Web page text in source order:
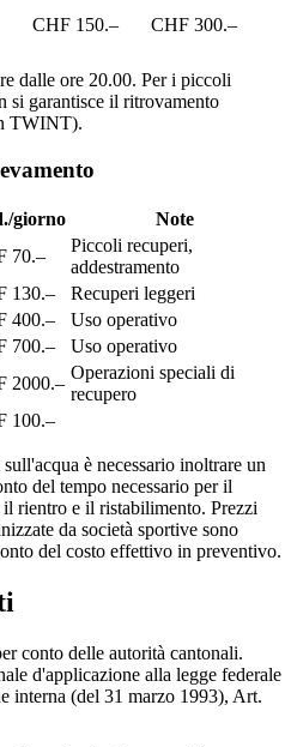
CHF 150.– CHF 300.–
dalle ore 20.00. Per i piccoli
si garantisce il ritrovamento
TWINT).
giorno
Note
70.–
Piccoli recuperi,
addestramento
130.–
Recuperi leggeri
400.–
Uso operativo
700.–
Uso operativo
2000.–
Operazioni speciali di
recupero
100.–
è necessario inoltrare un
del tempo necessario per il
rientro e il ristabilimento. Prezzi
da società sportive sono
del costo effettivo in preventivo.
conto delle autorità cantonali.
d'applicazione alla legge federale
interna (del 31 marzo 1993), Art.